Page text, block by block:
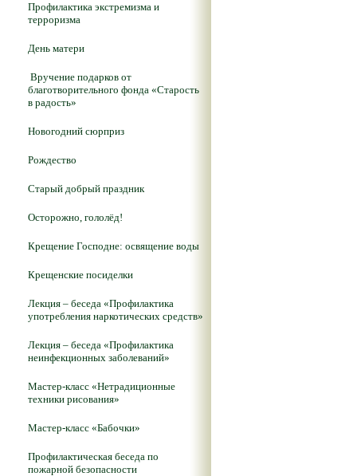
Профилактика экстремизма и
терроризма
День матери
Вручение подарков от
благотворительного фонда «Старость
в радость»
Новогодний сюрприз
Рождество
Старый добрый праздник
Осторожно, гололёд!
Крещение Господне: освящение воды
Крещенские посиделки
Лекция – беседа «Профилактика
употребления наркотических средств»
Лекция – беседа «Профилактика
неинфекционных заболеваний»
Мастер-класс «Нетрадиционные
техники рисования»
Мастер-класс «Бабочки»
Профилактическая беседа по
пожарной безопасности